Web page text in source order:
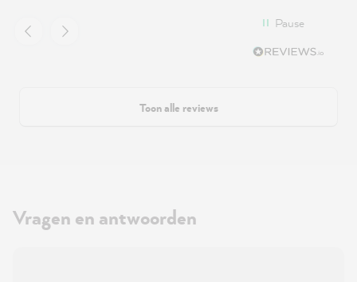
Pause
Toon alle reviews
Vragen en antwoorden